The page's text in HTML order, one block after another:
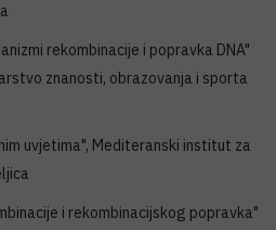
rekombinacije i popravka DNA"
znanosti, obrazovanja i sporta
uvjetima", Mediteranski institut za
i rekombinacijskog popravka"